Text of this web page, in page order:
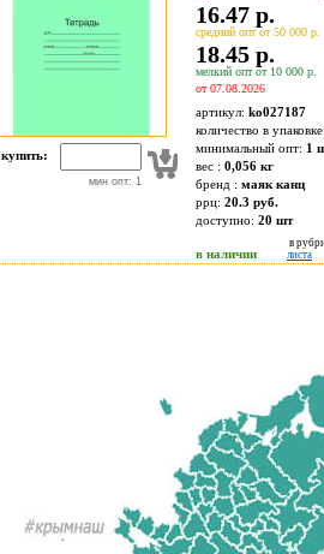
купить:
мин опт: 1
16.47 р.
средний опт от 50 000 р.
18.45 р.
мелкий опт от 10 000 р.
от 07.08.2026
артикул: ko027187
количество в упаковке:
минимальный опт: 1
вес : 0,056 кг
бренд : маяк канц
ррц: 20.3 руб.
доступно: 20 шт
в наличии
в
листа